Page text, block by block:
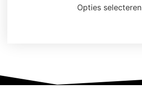
Opties selecteren